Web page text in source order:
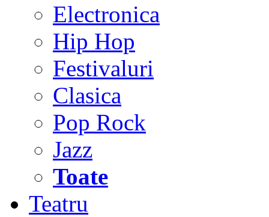
Electronica
Hip Hop
Festivaluri
Clasica
Pop Rock
Jazz
Toate
Teatru